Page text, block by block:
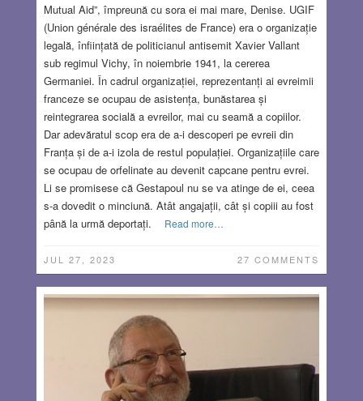
Mutual Aid”, împreună cu sora ei mai mare, Denise. UGIF
(Union générale des israélites de France) era o organizație
legală, înființată de politicianul antisemit Xavier Vallant
sub regimul Vichy, în noiembrie 1941, la cererea
Germaniei. În cadrul organizației, reprezentanți ai evreimii
franceze se ocupau de asistența, bunăstarea și
reintegrarea socială a evreilor, mai cu seamă a copiilor.
Dar adevăratul scop era de a-i descoperi pe evreii din
Franța și de a-i izola de restul populației. Organizațiile care
se ocupau de orfelinate au devenit capcane pentru evrei.
Li se promisese că Gestapoul nu se va atinge de ei, ceea
s-a dovedit o minciună. Atât angajații, cât și copiii au fost
până la urmă deportați.
Read more…
JUL 27, 2023 27 COMMENTS